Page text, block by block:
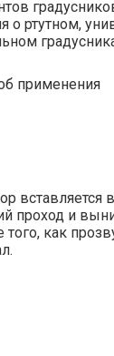
ртутном,
применения
вставляется в
проход и
того, как